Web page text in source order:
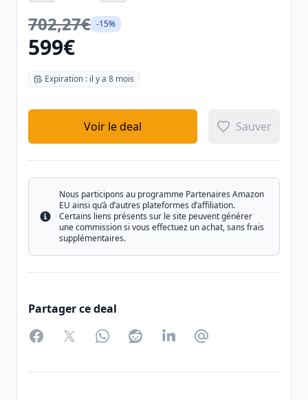
702,27€ -15%
599€
Expiration : il y a 8 mois
Voir le deal Sauver
Info
Nous participons au programme Partenaires Amazon
EU ainsi qu’à d’autres plateformes d’affiliation.
Certains liens présents sur le site peuvent générer
une commission si vous effectuez un achat, sans frais
supplémentaires.
Partager ce deal
FacebookTwitterWhatsAppRedditLinkedInPartager par Email